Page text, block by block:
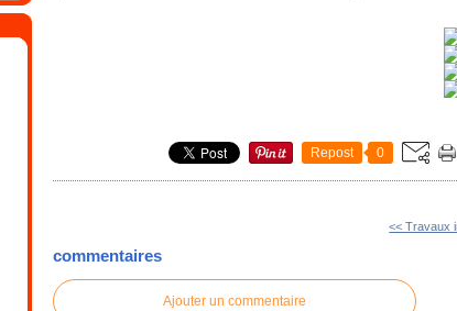
Repost 0
<< Travaux
commentaires
Ajouter un commentaire